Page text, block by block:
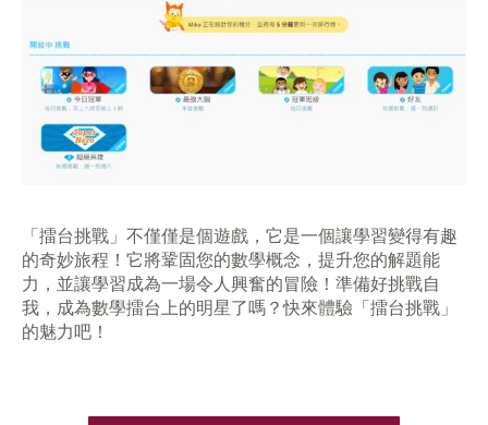
「擂台挑戰」不僅僅是個遊戲，它是一個讓學習變得有趣
的奇妙旅程！它將鞏固您的數學概念，提升您的解題能
力，並讓學習成為一場令人興奮的冒險！準備好挑戰自
我，成為數學擂台上的明星了嗎？快來體驗「擂台挑戰」
的魅力吧！